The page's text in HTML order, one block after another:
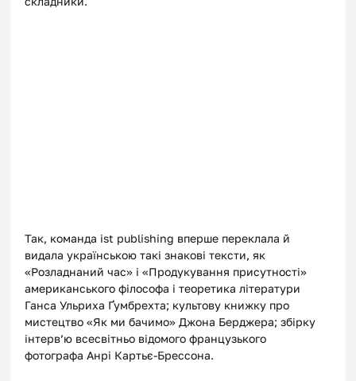
Так, команда ist publishing вперше переклала й
видала українською такі знакові тексти, як
«Розладнаний час» і «Продукування присутності»
американського філософа і теоретика літератури
Ганса Ульриха Ґумбрехта; культову книжку про
мистецтво «Як ми бачимо» Джона Берджера; збірку
інтерв’ю всесвітньо відомого французького
фотографа Анрі Картьє-Брессона.